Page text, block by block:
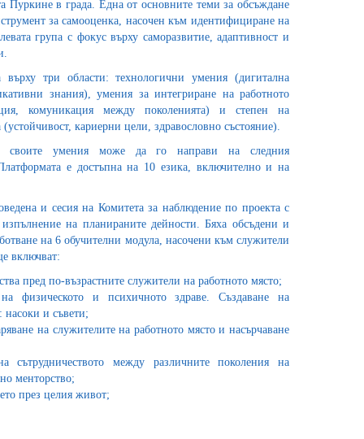
Пуркине в града. Една от основните теми за обсъждане
за самооценка, насочен към идентифициране на
група с фокус върху саморазвитие, адаптивност и
върху три области: технологични умения (дигитална
знания), умения за интегриране на работното
комуникация между поколенията) и степен на
(устойчивост, кариерни цели, здравословно състояние).
умения може да го направи на следния
е достъпна на 10 езика, включително и на
и сесия на Комитета за наблюдение по проекта с
на планираните дейности. Бяха обсъдени и
на 6 обучителни модула, насочени към служители
включват:
пред по-възрастните служители на работното място;
физическото и психичното здраве. Създаване на
насоки и съвети;
на служителите на работното място и насърчаване
сътрудничеството между различните поколения на
менторство;
през целия живот;